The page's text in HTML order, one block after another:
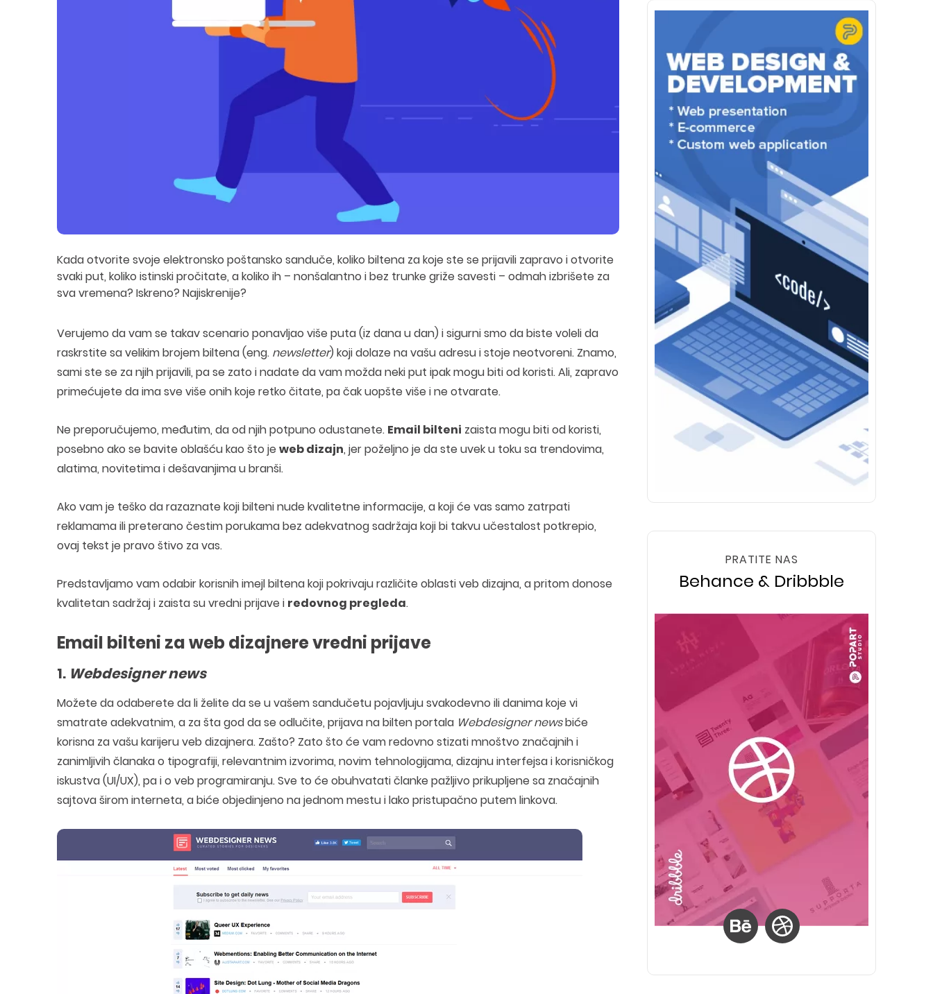
Kada otvorite svoje elektronsko poštansko sanduče, koliko biltena za koje ste se prijavili zapravo i otvorite
svaki put, koliko istinski pročitate, a koliko ih – nonšalantno i bez trunke griže savesti – odmah izbrišete za
sva vremena? Iskreno? Najiskrenije?
Verujemo da vam se takav scenario ponavljao više puta (iz dana u dan) i sigurni smo da biste voleli da
raskrstite sa velikim brojem biltena (eng. newsletter) koji dolaze na vašu adresu i stoje neotvoreni. Znamo,
sami ste se za njih prijavili, pa se zato i nadate da vam možda neki put ipak mogu biti od koristi. Ali, zapravo
primećujete da ima sve više onih koje retko čitate, pa čak uopšte više i ne otvarate.
Ne preporučujemo, međutim, da od njih potpuno odustanete. Email bilteni zaista mogu biti od koristi,
posebno ako se bavite oblašću kao što je web dizajn, jer poželjno je da ste uvek u toku sa trendovima,
alatima, novitetima i dešavanjima u branši.
Ako vam je teško da razaznate koji bilteni nude kvalitetne informacije, a koji će vas samo zatrpati
reklamama ili preterano čestim porukama bez adekvatnog sadržaja koji bi takvu učestalost potkrepio,
ovaj tekst je pravo štivo za vas.
Predstavljamo vam odabir korisnih imejl biltena koji pokrivaju različite oblasti veb dizajna, a pritom donose
kvalitetan sadržaj i zaista su vredni prijave i redovnog pregleda.
Email bilteni za web dizajnere vredni prijave
1. Webdesigner news
Možete da odaberete da li želite da se u vašem sandučetu pojavljuju svakodevno ili danima koje vi
smatrate adekvatnim, a za šta god da se odlučite, prijava na bilten portala Webdesigner newsbiće
korisna za vašu karijeru veb dizajnera. Zašto? Zato što će vam redovno stizati mnoštvo značajnih i
zanimljivih članaka o tipografiji, relevantnim izvorima, novim tehnologijama, dizajnu interfejsa i korisničkog
iskustva (UI/UX), pa i o veb programiranju. Sve to će obuhvatati članke pažljivo prikupljene sa značajnih
sajtova širom interneta, a biće objedinjeno na jednom mestu i lako pristupačno putem linkova.
PRATITE NAS
Behance & Dribbble